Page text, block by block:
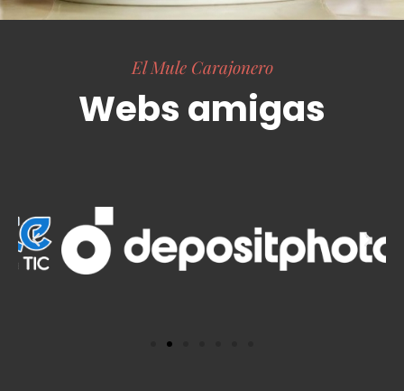
El Mule Carajonero
Webs amigas